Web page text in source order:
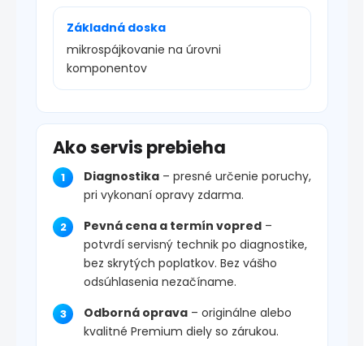
Základná doska
mikrospájkovanie na úrovni
komponentov
Ako servis prebieha
Diagnostika – presné určenie poruchy,
pri vykonaní opravy zdarma.
Pevná cena a termín vopred –
potvrdí servisný technik po diagnostike,
bez skrytých poplatkov. Bez vášho
odsúhlasenia nezačíname.
Odborná oprava – originálne alebo
kvalitné Premium diely so zárukou.